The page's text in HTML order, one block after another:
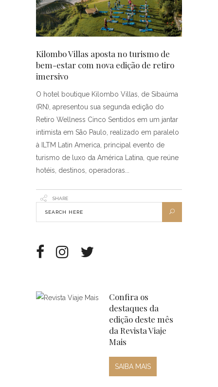
Kilombo Villas aposta no turismo de
bem-estar com nova edição de retiro
imersivo
O hotel boutique Kilombo Villas, de Sibaúma
(RN), apresentou sua segunda edição do
Retiro Wellness Cinco Sentidos em um jantar
intimista em São Paulo, realizado em paralelo
à ILTM Latin America, principal evento de
turismo de luxo da América Latina, que reúne
hotéis, destinos, operadoras
SHARE
Confira os
destaques da
edição deste mês
da Revista Viaje
Mais
SAIBA MAIS